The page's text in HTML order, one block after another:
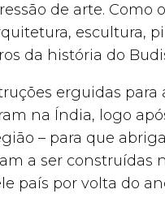
de arte. Como
escultura,
da história do
erguidas
na Índia, logo
– para que
a ser construídas
país por volta do